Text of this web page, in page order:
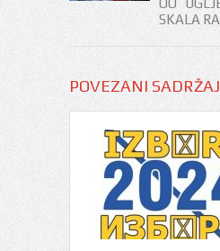
OO
SKALA
POVEZANI